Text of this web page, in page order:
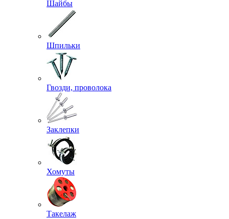
Шайбы
Шпильки
Гвозди, проволока
Заклепки
Хомуты
Такелаж